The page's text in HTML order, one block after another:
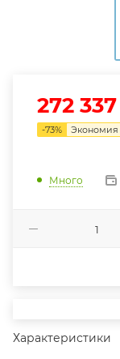
272 337
-73% Экономия
Много
Характеристики